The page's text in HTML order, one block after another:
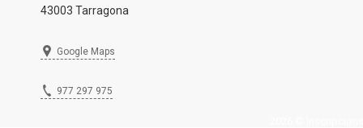
43003 Tarragona
Google Maps
977 297 975